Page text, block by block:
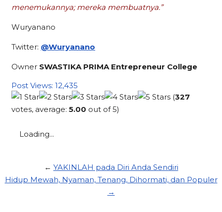
menemukannya; mereka membuatnya.”
Wuryanano
Twitter: @Wuryanano
Owner SWASTIKA PRIMA Entrepreneur College
Post Views: 12,435
(327
votes, average:5.00 out of 5)
Loading...
← YAKINLAH pada Diri Anda Sendiri
Hidup Mewah, Nyaman, Tenang, Dihormati, dan Populer
→